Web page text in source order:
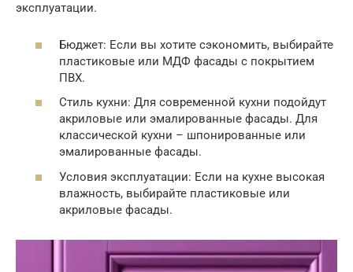
эксплуатации.
Бюджет: Если вы хотите сэкономить, выбирайте
пластиковые или МДФ фасады с покрытием
ПВХ.
Стиль кухни: Для современной кухни подойдут
акриловые или эмалированные фасады. Для
классической кухни – шпонированные или
эмалированные фасады.
Условия эксплуатации: Если на кухне высокая
влажность, выбирайте пластиковые или
акриловые фасады.